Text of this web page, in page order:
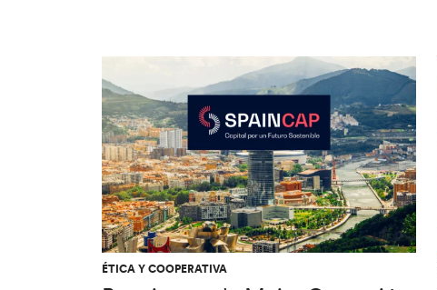
ÉTICA Y COOPERATIVA